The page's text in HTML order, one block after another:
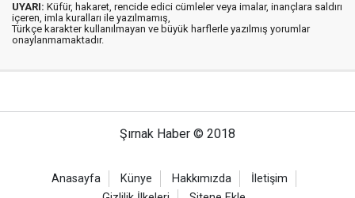
UYARI: Küfür, hakaret, rencide edici cümleler veya imalar, inançlara saldırı
içeren, imla kuralları ile yazılmamış,
Türkçe karakter kullanılmayan ve büyük harflerle yazılmış yorumlar
onaylanmamaktadır.
Şırnak Haber © 2018
Anasayfa Künye Hakkımızda
İletişim